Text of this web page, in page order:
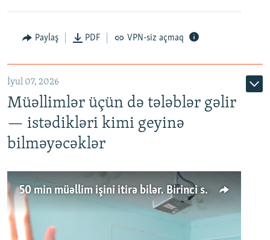
Paylaş PDF VPN-siz açmaq
İyul 07, 2026
Müəllimlər üçün də tələblər gəlir
— istədikləri kimi geyinə
bilməyəcəklər
50 min müəllim işini itirə bilər. Birinci sinfə gedənlər azalır